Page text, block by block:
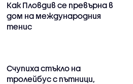
Как Пловдив се превърна в
дом на международния
тенис
Счупиха стъкло на
тролейбус с пътници,